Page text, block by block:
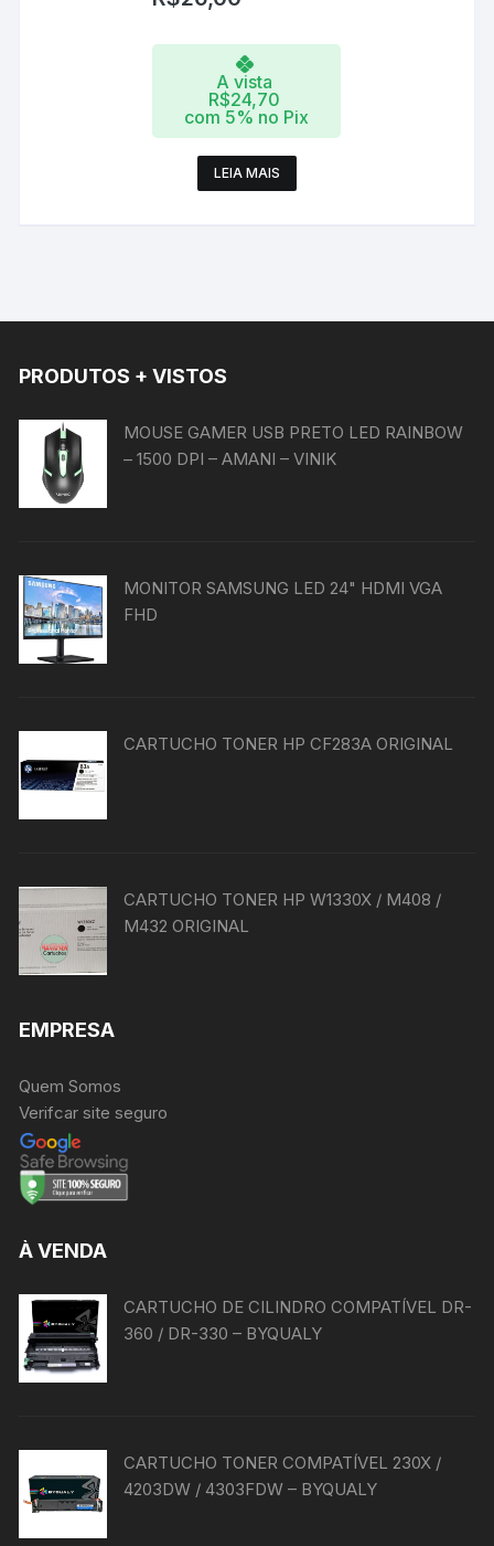
A vista
R$24,70
com 5% no Pix
LEIA MAIS
PRODUTOS + VISTOS
MOUSE GAMER USB PRETO LED RAINBOW
– 1500 DPI – AMANI – VINIK
MONITOR SAMSUNG LED 24" HDMI VGA
FHD
CARTUCHO TONER HP CF283A ORIGINAL
CARTUCHO TONER HP W1330X / M408 /
M432 ORIGINAL
EMPRESA
Quem Somos
Verifcar site seguro
À VENDA
CARTUCHO DE CILINDRO COMPATÍVEL DR-
360 / DR-330 – BYQUALY
CARTUCHO TONER COMPATÍVEL 230X /
4203DW / 4303FDW – BYQUALY